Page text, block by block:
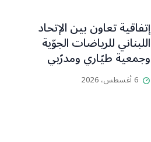
إتفاقية تعاون بين الإتحاد
اللبناني للرياضات الجوّية
وجمعية طيّاري ومدرّبي
الطيران الشراعي
6 أغسطس، 2026